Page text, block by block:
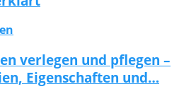
verlegen und pflegen –
Eigenschaften und…